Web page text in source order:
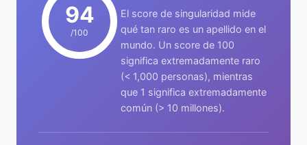
94
/100
El score de singularidad mide
qué tan raro es un apellido en el
mundo. Un score de 100
significa extremadamente raro
(< 1,000 personas), mientras
que 1 significa extremadamente
común (> 10 millones).